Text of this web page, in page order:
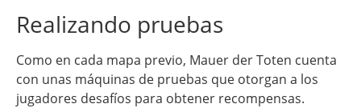
Realizando pruebas
Como en cada mapa previo, Mauer der Toten cuenta
con unas máquinas de pruebas que otorgan a los
jugadores desafíos para obtener recompensas.